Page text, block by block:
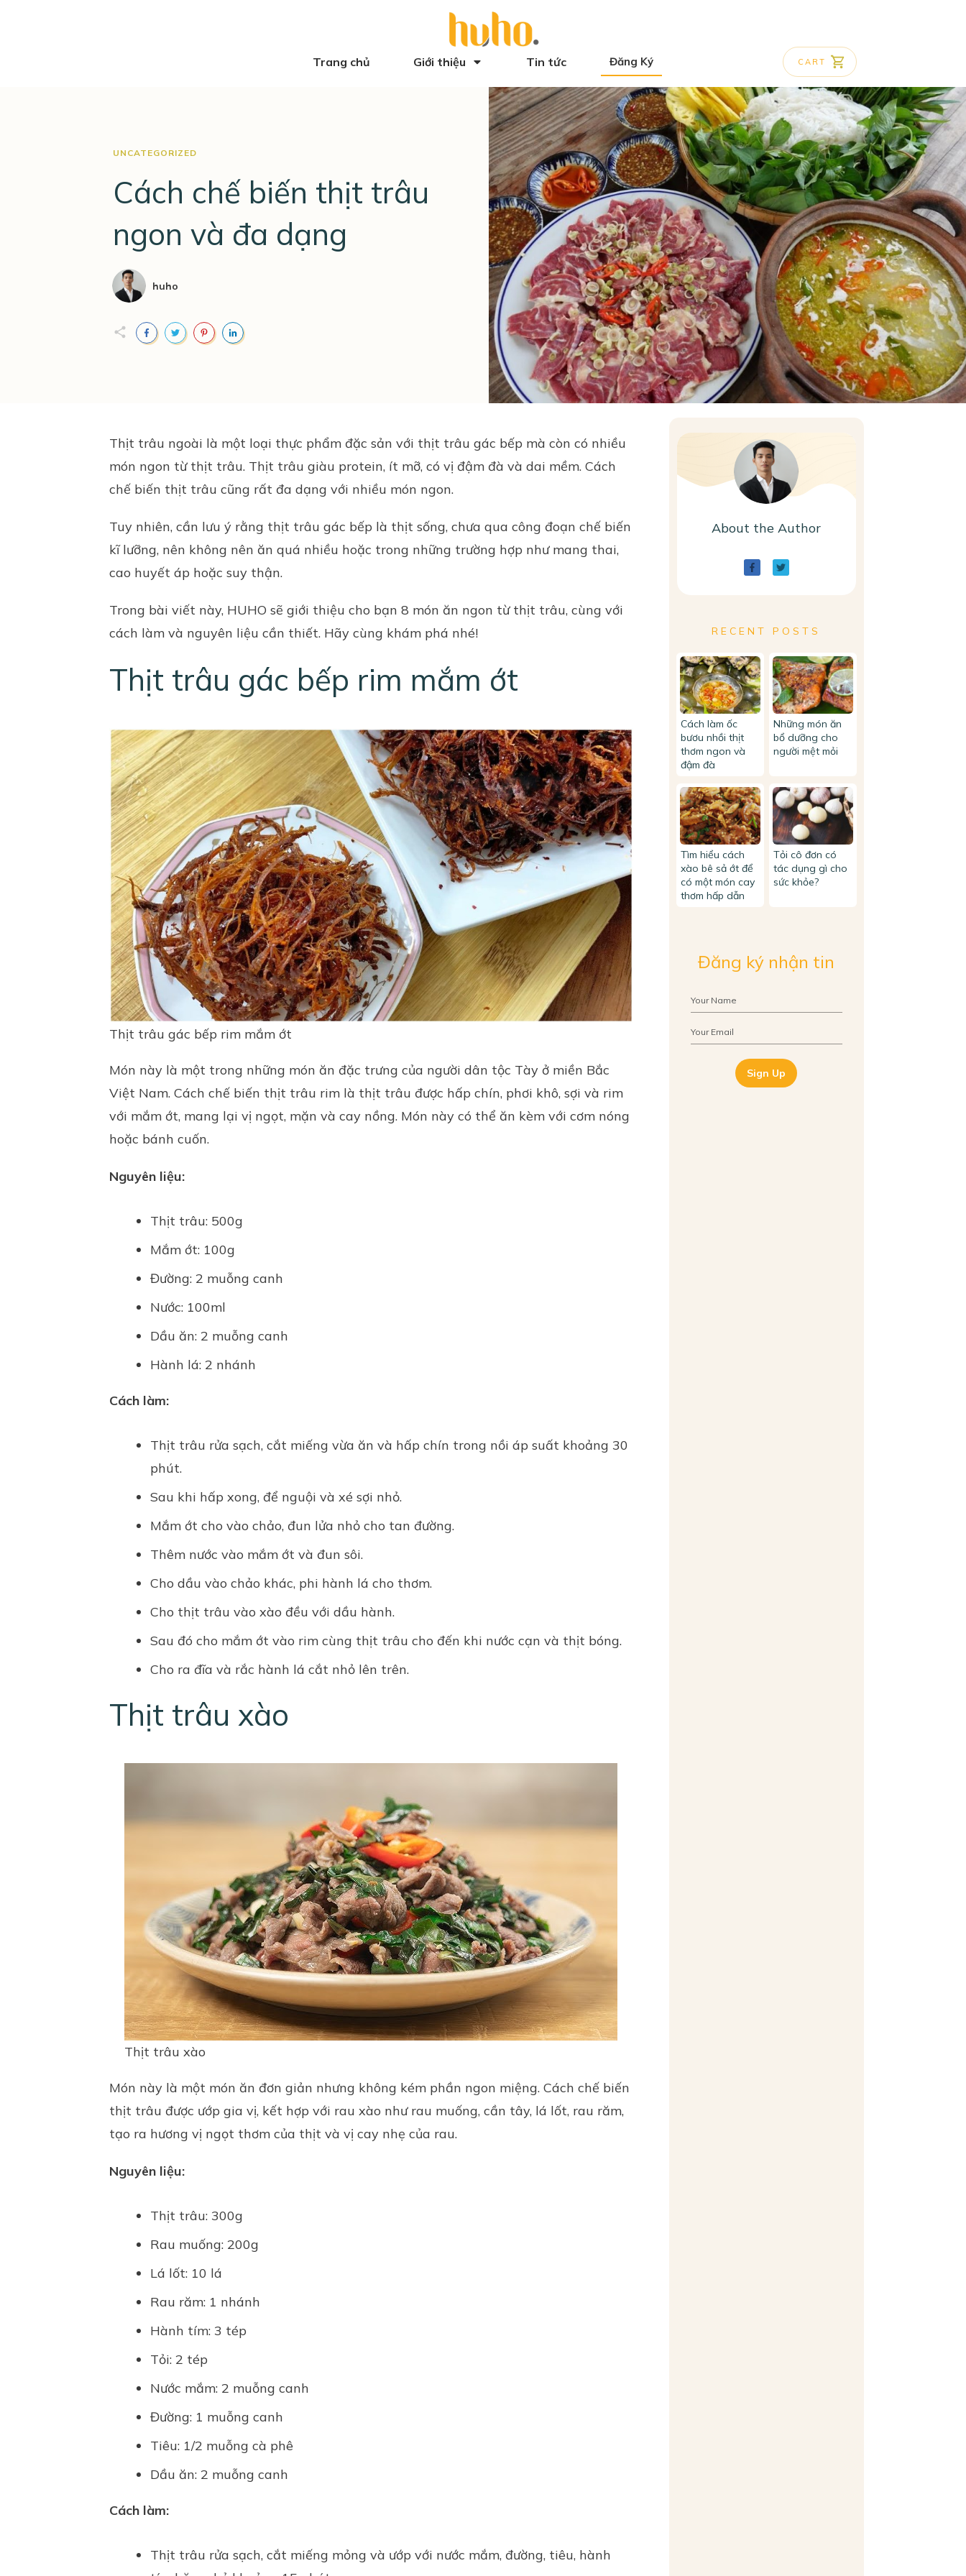
Trang chủ Giới thiệu Tin tức Đăng Ký CART
UNCATEGORIZED
Cách chế biến thịt trâu
ngon và đa dạng
huho
Thịt trâu ngoài là một loại thực phẩm đặc sản với thịt trâu gác bếp mà còn có nhiều
món ngon từ thịt trâu. Thịt trâu giàu protein, ít mỡ, có vị đậm đà và dai mềm. Cách
chế biến thịt trâu cũng rất đa dạng với nhiều món ngon.
Tuy nhiên, cần lưu ý rằng thịt trâu gác bếp là thịt sống, chưa qua công đoạn chế biến
kĩ lưỡng, nên không nên ăn quá nhiều hoặc trong những trường hợp như mang thai,
cao huyết áp hoặc suy thận.
Trong bài viết này, HUHO sẽ giới thiệu cho bạn 8 món ăn ngon từ thịt trâu, cùng với
cách làm và nguyên liệu cần thiết. Hãy cùng khám phá nhé!
Thịt trâu gác bếp rim mắm ớt
Thịt trâu gác bếp rim mắm ớt
Món này là một trong những món ăn đặc trưng của người dân tộc Tày ở miền Bắc
Việt Nam. Cách chế biến thịt trâu rim là thịt trâu được hấp chín, phơi khô, sợi và rim
với mắm ớt, mang lại vị ngọt, mặn và cay nồng. Món này có thể ăn kèm với cơm nóng
hoặc bánh cuốn.
Nguyên liệu:
Thịt trâu: 500g
Mắm ớt: 100g
Đường: 2 muỗng canh
Nước: 100ml
Dầu ăn: 2 muỗng canh
Hành lá: 2 nhánh
Cách làm:
Thịt trâu rửa sạch, cắt miếng vừa ăn và hấp chín trong nồi áp suất khoảng 30
phút.
Sau khi hấp xong, để nguội và xé sợi nhỏ.
Mắm ớt cho vào chảo, đun lửa nhỏ cho tan đường.
Thêm nước vào mắm ớt và đun sôi.
Cho dầu vào chảo khác, phi hành lá cho thơm.
Cho thịt trâu vào xào đều với dầu hành.
Sau đó cho mắm ớt vào rim cùng thịt trâu cho đến khi nước cạn và thịt bóng.
Cho ra đĩa và rắc hành lá cắt nhỏ lên trên.
Thịt trâu xào
Thịt trâu xào
Món này là một món ăn đơn giản nhưng không kém phần ngon miệng. Cách chế biến
thịt trâu được ướp gia vị, kết hợp với rau xào như rau muống, cần tây, lá lốt, rau răm,
tạo ra hương vị ngọt thơm của thịt và vị cay nhẹ của rau.
Nguyên liệu:
Thịt trâu: 300g
Rau muống: 200g
Lá lốt: 10 lá
Rau răm: 1 nhánh
Hành tím: 3 tép
Tỏi: 2 tép
Nước mắm: 2 muỗng canh
Đường: 1 muỗng canh
Tiêu: 1/2 muỗng cà phê
Dầu ăn: 2 muỗng canh
Cách làm:
Thịt trâu rửa sạch, cắt miếng mỏng và ướp với nước mắm, đường, tiêu, hành
About the Author
RECENT POSTS
Cách làm ốc
bươu nhồi thịt
thơm ngon và
đậm đà
Những món ăn
bổ dưỡng cho
người mệt mỏi
Tìm hiểu cách
xào bê sả ớt để
có một món cay
thơm hấp dẫn
Tỏi cô đơn có
tác dụng gì cho
sức khỏe?
Đăng ký nhận tin
Sign Up